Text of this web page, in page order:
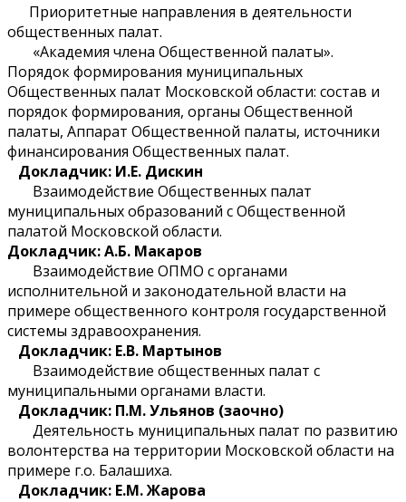
Приоритетные направления в деятельности
общественных палат.
«Академия члена Общественной палаты».
Порядок формирования муниципальных
Общественных палат Московской области: состав и
порядок формирования, органы Общественной
палаты, Аппарат Общественной палаты, источники
финансирования Общественных палат.
Докладчик: И.Е. Дискин
Взаимодействие Общественных палат
муниципальных образований с Общественной
палатой Московской области.
Докладчик: А.Б. Макаров
Взаимодействие ОПМО с органами
исполнительной и законодательной власти на
примере общественного контроля государственной
системы здравоохранения.
Докладчик: Е.В. Мартынов
Взаимодействие общественных палат с
муниципальными органами власти.
Докладчик: П.М. Ульянов (заочно)
Деятельность муниципальных палат по развитию
волонтерства на территории Московской области на
примере г.о. Балашиха.
Докладчик: Е.М. Жарова